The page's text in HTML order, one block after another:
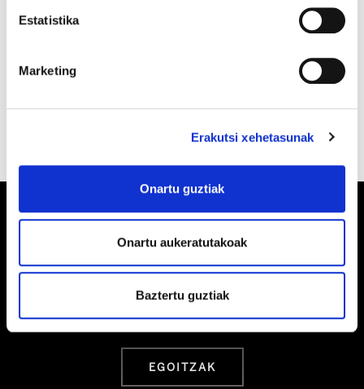
Estatistika
Marketing
Erakutsi xehetasunak
Onartu guztiak
Onartu aukeratutakoak
Baztertu guztiak
ELA-Ertzaintzak aurkeztutako
salaketaren ondorioz, Begi Ikuskapenetan
erabilitako produktu kimikoak aztertuko
Barrainkua, 13 48009 BILBO
Tel:944 03 77 00
EGOITZAK